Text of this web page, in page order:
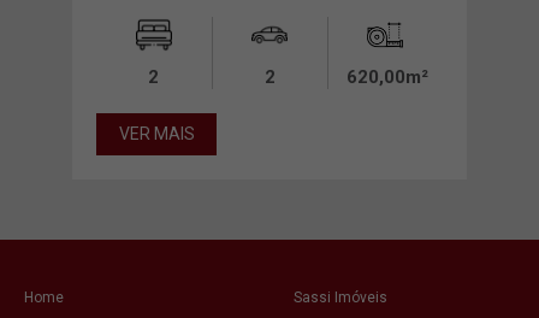
2 2 620,00m²
VER MAIS
Home
Sassi Imóveis